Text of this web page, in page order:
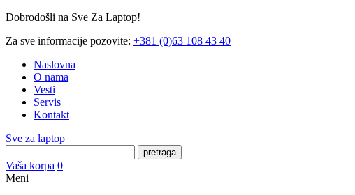
Dobrodošli na Sve Za Laptop!
Za sve informacije pozovite: +381 (0)63 108 43 40
Naslovna
O nama
Vesti
Servis
Kontakt
Sve za laptop
pretraga
Vaša korpa 0
Meni